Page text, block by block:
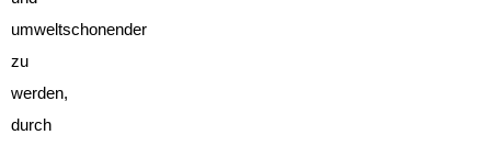
umweltschonender
zu
werden,
durch